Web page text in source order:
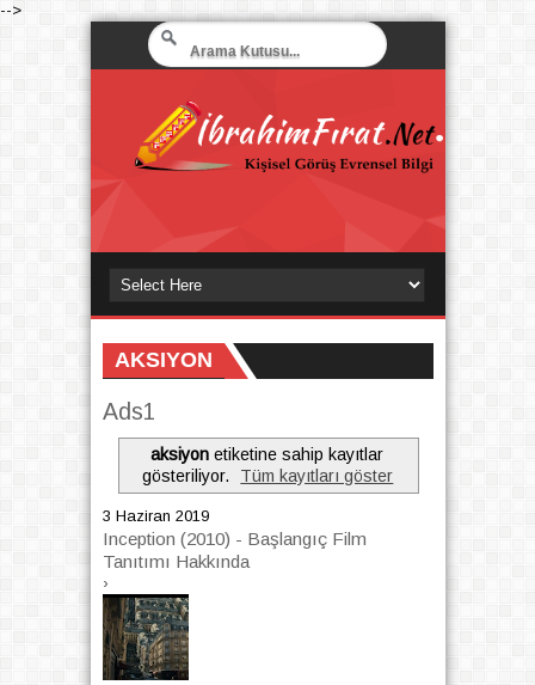
-->
AKSIYON
Ads1
aksiyon etiketine sahip kayıtlar
gösteriliyor.
Tüm kayıtları göster
3 Haziran 2019
Inception (2010) - Başlangıç Film
Tanıtımı Hakkında
›